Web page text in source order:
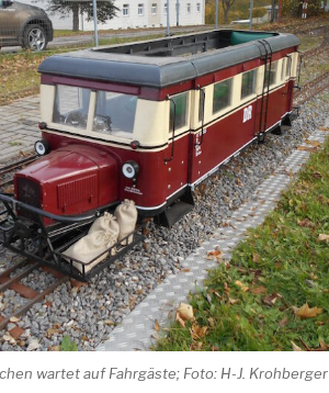
wartet auf Fahrgäste; Foto: H-J. Krohberger